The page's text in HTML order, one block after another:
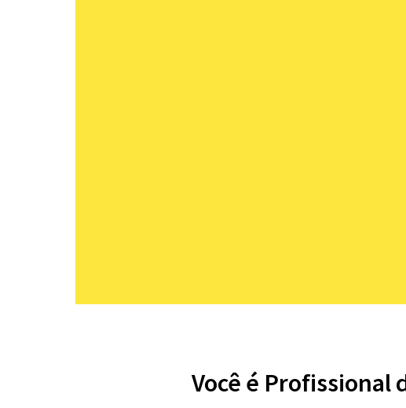
Você é Profissional